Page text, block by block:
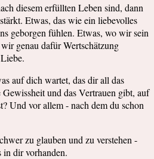
diesem erfüllten Leben sind, dann
Etwas, das wie ein liebevolles
geborgen fühlen. Etwas, wo wir sein
genau dafür Wertschätzung
auf dich wartet, das dir all das
und das Vertrauen gibt, auf
Und vor allem - nach dem du schon
zu glauben und zu verstehen -
in dir vorhanden.